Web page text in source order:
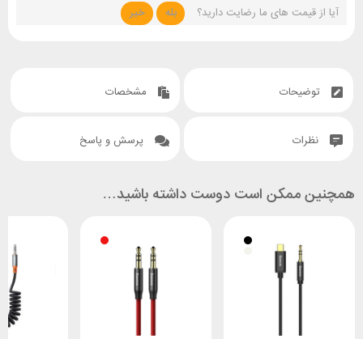
آیا از قیمت های ما رضایت دارید؟ بله خیر
توضیحات مشخصات
نظرات پرسش و پاسخ
همچنین ممکن است دوست داشته باشید…